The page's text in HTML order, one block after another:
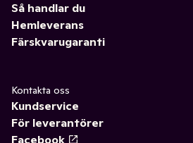
Så handlar du
Hemleverans
Färskvarugaranti
Kontakta oss
Kundservice
För leverantörer
Facebook